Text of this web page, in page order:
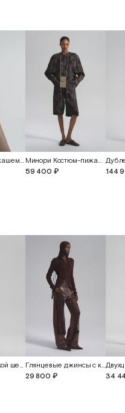
Капор из 100% кашемира
Минори Костюм-пижама из жаккардового шелка
59 400 ₽
144
Агата топ из мягкой шерсти альпака
Глянцевые джинсы с кружевом
29 800 ₽
34